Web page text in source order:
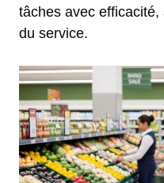
tâches avec
du service.